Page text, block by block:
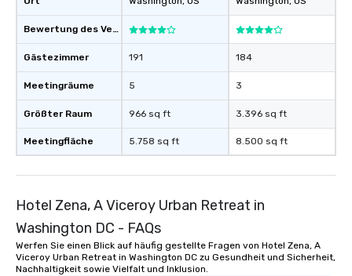
Bewertung des Veranstaltungsortes
Gästezimmer
Meetingräume
Größter Raum
Meetingfläche
191
5
966 sq ft
5.758 sq ft
184
3
3.396 sq ft
8.500 sq ft
Hotel Zena, A Viceroy Urban Retreat in
Washington DC - FAQs
Werfen Sie einen Blick auf häufig gestellte Fragen von Hotel Zena, A
Viceroy Urban Retreat in Washington DC zu Gesundheit und Sicherheit,
Nachhaltigkeit sowie Vielfalt und Inklusion.